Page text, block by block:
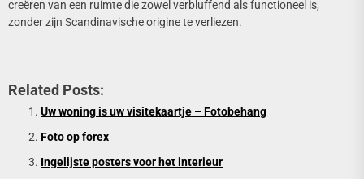
creëren van een ruimte die zowel verbluffend als functioneel is,
zonder zijn Scandinavische origine te verliezen.
Related Posts:
Uw woning is uw visitekaartje – Fotobehang
Foto op forex
Ingelijste posters voor het interieur